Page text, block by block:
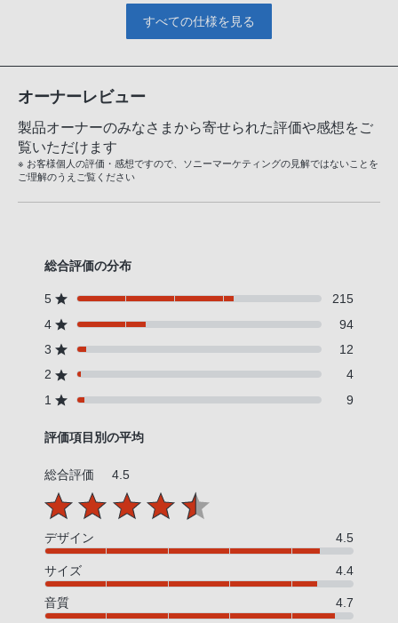
すべての仕様を見る
オーナーレビュー
製品オーナーのみなさまから寄せられた評価や感想をご
覧いただけます
※ お客様個人の評価・感想ですので、ソニーマーケティングの見解ではないことを
ご理解のうえご覧ください
総合評価の分布
5
215
4
94
3
12
2
4
1
9
評価項目別の平均
総合評価 4.5
デザイン 4.5
サイズ 4.4
音質 4.7